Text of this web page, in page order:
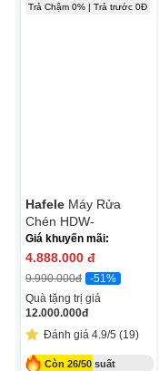
Trả Chậm 0% | Trả trước 0Đ
Hafele Máy Rửa
Chén HDW-
T5531B/538.21.350
Giá khuyến mãi:
4.888.000 đ
9.990.000đ
-51%
Quà tặng trị giá
12.000.000đ
Đánh giá 4.9/5 (19)
Còn 26/50 suất